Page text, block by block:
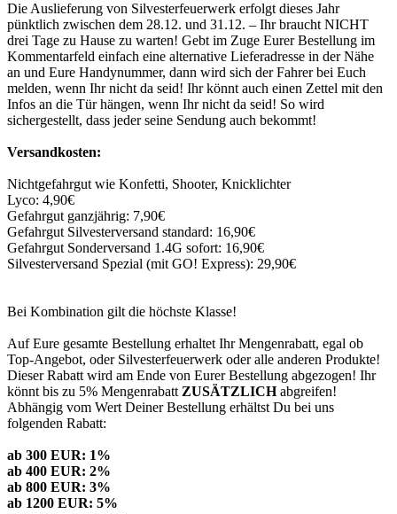
Die Auslieferung von Silvesterfeuerwerk erfolgt dieses Jahr
pünktlich zwischen dem 28.12. und 31.12. – Ihr braucht NICHT
drei Tage zu Hause zu warten! Gebt im Zuge Eurer Bestellung im
Kommentarfeld einfach eine alternative Lieferadresse in der Nähe
an und Eure Handynummer, dann wird sich der Fahrer bei Euch
melden, wenn Ihr nicht da seid! Ihr könnt auch einen Zettel mit den
Infos an die Tür hängen, wenn Ihr nicht da seid! So wird
sichergestellt, dass jeder seine Sendung auch bekommt!
Versandkosten:
Nichtgefahrgut wie Konfetti, Shooter, Knicklichter
Lyco: 4,90€
Gefahrgut ganzjährig: 7,90€
Gefahrgut Silvesterversand standard: 16,90€
Gefahrgut Sonderversand 1.4G sofort: 16,90€
Silvesterversand Spezial (mit GO! Express): 29,90€
Bei Kombination gilt die höchste Klasse!
Auf Eure gesamte Bestellung erhaltet Ihr Mengenrabatt, egal ob
Top-Angebot, oder Silvesterfeuerwerk oder alle anderen Produkte!
Dieser Rabatt wird am Ende von Eurer Bestellung abgezogen! Ihr
könnt bis zu 5% Mengenrabatt ZUSÄTZLICHabgreifen!
Abhängig vom Wert Deiner Bestellung erhältst Du bei uns
folgenden Rabatt:
ab 300 EUR: 1%
ab 400 EUR: 2%
ab 800 EUR: 3%
ab 1200 EUR: 5%